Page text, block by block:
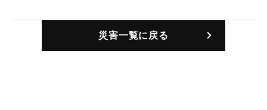
なった。
災害一覧に戻る